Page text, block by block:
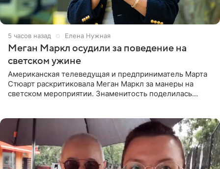
5 часов назад Елена Нужная
Меган Маркл осудили за поведение на
светском ужине
Американская телеведущая и предприниматель Марта
Стюарт раскритиковала Меган Маркл за манеры на
светском мероприятии. Знаменитость поделилась